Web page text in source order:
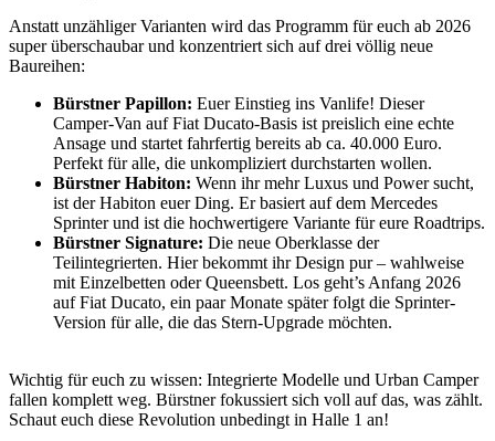
Anstatt unzähliger Varianten wird das Programm für euch ab 2026
super überschaubar und konzentriert sich auf drei völlig neue
Baureihen:
Bürstner Papillon: Euer Einstieg ins Vanlife! Dieser
Camper-Van auf Fiat Ducato-Basis ist preislich eine echte
Ansage und startet fahrfertig bereits ab ca. 40.000 Euro.
Perfekt für alle, die unkompliziert durchstarten wollen.
Bürstner Habiton: Wenn ihr mehr Luxus und Power sucht,
ist der Habiton euer Ding. Er basiert auf dem Mercedes
Sprinter und ist die hochwertigere Variante für eure Roadtrips.
Bürstner Signature: Die neue Oberklasse der
Teilintegrierten. Hier bekommt ihr Design pur – wahlweise
mit Einzelbetten oder Queensbett. Los geht’s Anfang 2026
auf Fiat Ducato, ein paar Monate später folgt die Sprinter-
Version für alle, die das Stern-Upgrade möchten.
Wichtig für euch zu wissen: Integrierte Modelle und Urban Camper
fallen komplett weg. Bürstner fokussiert sich voll auf das, was zählt.
Schaut euch diese Revolution unbedingt in Halle 1 an!